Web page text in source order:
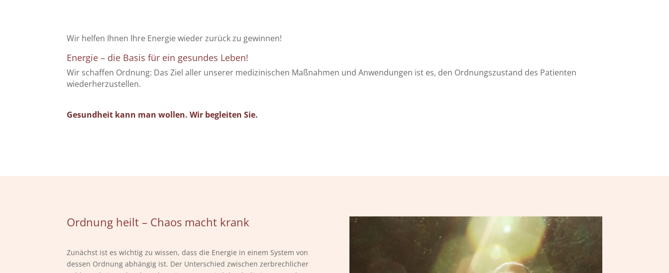
Wir helfen Ihnen Ihre Energie wieder zurück zu gewinnen!
Energie – die Basis für ein gesundes Leben!
Wir schaffen Ordnung: Das Ziel aller unserer medizinischen Maßnahmen und Anwendungen ist es, den Ordnungszustand des Patienten
wiederherzustellen.
Gesundheit kann man wollen. Wir begleiten Sie.
Ordnung heilt – Chaos macht krank
Zunächst ist es wichtig zu wissen, dass die Energie in einem System von
dessen Ordnung abhängig ist. Der Unterschied zwischen zerbrechlicher